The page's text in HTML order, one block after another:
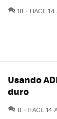
18 HACE
Usando
duro
8 HACE 14